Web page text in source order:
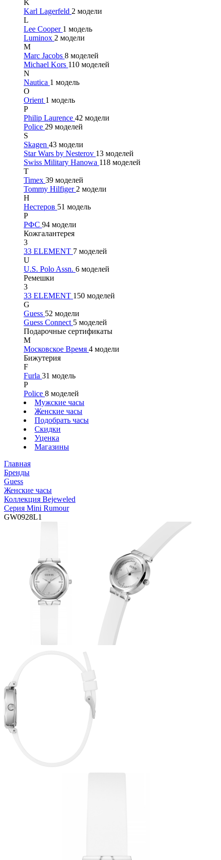
K
Karl Lagerfeld 2 модели
L
Lee Cooper 1 модель
Luminox 2 модели
M
Marc Jacobs 8 моделей
Michael Kors 110 моделей
N
Nautica 1 модель
O
Orient 1 модель
P
Philip Laurence 42 модели
Police 29 моделей
S
Skagen 43 модели
Star Wars by Nesterov 13 моделей
Swiss Military Hanowa 118 моделей
T
Timex 39 моделей
Tommy Hilfiger 2 модели
Н
Нестеров 51 модель
Р
РФС 94 модели
Кожгалантерея
3
33 ELEMENT 7 моделей
U
U.S. Polo Assn. 6 моделей
Ремешки
3
33 ELEMENT 150 моделей
G
Guess 52 модели
Guess Connect 5 моделей
Подарочные сертификаты
М
Московское Время 4 модели
Бижутерия
F
Furla 31 модель
P
Police 8 моделей
Мужские часы
Женские часы
Подобрать часы
Скидки
Уценка
Магазины
Главная
Бренды
Guess
Женские часы
Коллекция Bejeweled
Серия Mini Rumour
GW0928L1